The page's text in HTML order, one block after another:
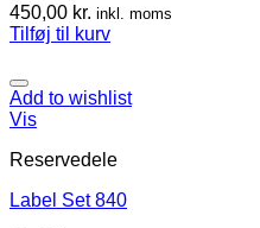
450,00 kr. inkl. moms
Tilføj til kurv
Add to wishlist
Vis
Reservedele
Label Set 840